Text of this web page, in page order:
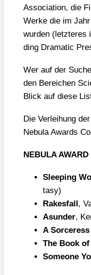
Asso­cia­ti­on, die
Wer­ke die im
wur­den (letz­te­res
ding Dra­ma­tic
Wer auf der
den Berei­chen
Blick auf die­se
Die Ver­lei­hung
Nebu­la Awards
NEBULA
Slee­ping
ta­sy)
Rakes­fall,
Asun­der,
A
The Book
Someone